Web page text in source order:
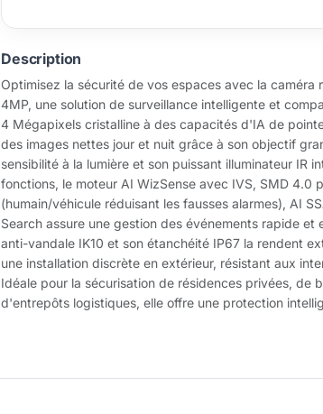
Description
Optimisez la sécurité de vos espaces avec la caméra
4MP, une solution de surveillance intelligente et
4 Mégapixels cristalline à des capacités d'IA de
des images nettes jour et nuit grâce à son objectif
sensibilité à la lumière et son puissant illuminateur IR
fonctions, le moteur AI WizSense avec IVS, SMD 4.0
(humain/véhicule réduisant les fausses alarmes), AI
Search assure une gestion des événements rapide et
anti-vandale IK10 et son étanchéité IP67 la rendent
une installation discrète en extérieur, résistant aux
Idéale pour la sécurisation de résidences privées, de
d'entrepôts logistiques, elle offre une protection